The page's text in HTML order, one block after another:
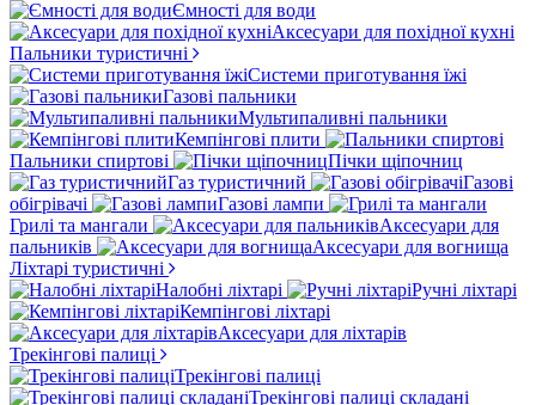
Ємності для води
Аксесуари для похідної кухні
Пальники туристичні
Системи приготування їжі
Газові пальники
Мультипаливні пальники
Кемпінгові плити
Пальники спиртові
Пічки щіпочниц
Газ туристичний
Газові
обігрівачі
Газові лампи
Грилі та мангали
Аксесуари для
пальників
Аксесуари для вогнища
Ліхтарі туристичні
Налобні ліхтарі
Ручні ліхтарі
Кемпінгові ліхтарі
Аксесуари для ліхтарів
Трекінгові палиці
Трекінгові палиці
Трекінгові палиці складані